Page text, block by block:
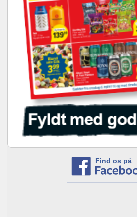
Find os på